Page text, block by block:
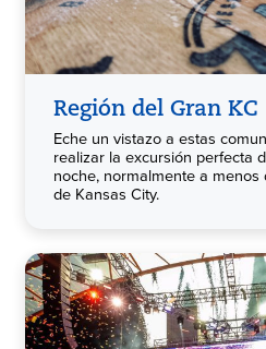
Región del Gran KC
Eche un vistazo a estas
realizar la excursión perfecta
noche, normalmente a
de Kansas City.